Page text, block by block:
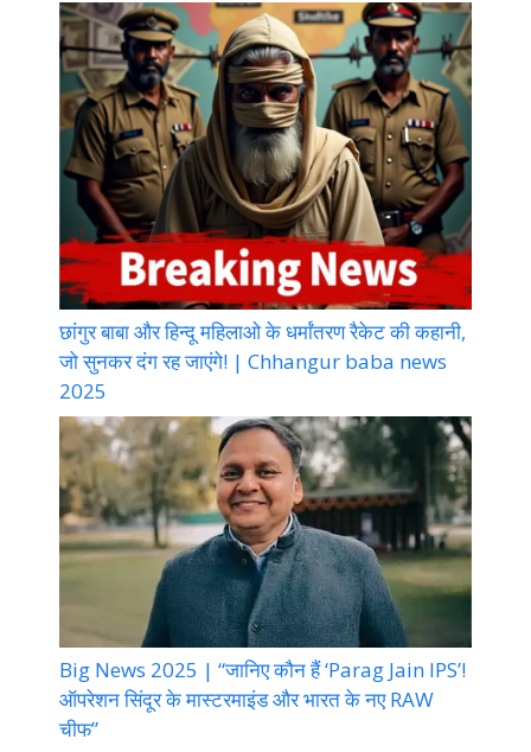
छांगुर बाबा और हिन्दू महिलाओ के धर्मांतरण रैकेट की कहानी,
जो सुनकर दंग रह जाएंगे! | Chhangur baba news
2025
Big News 2025 | “जानिए कौन हैं ‘Parag Jain IPS’!
ऑपरेशन सिंदूर के मास्टरमाइंड और भारत के नए RAW
चीफ”